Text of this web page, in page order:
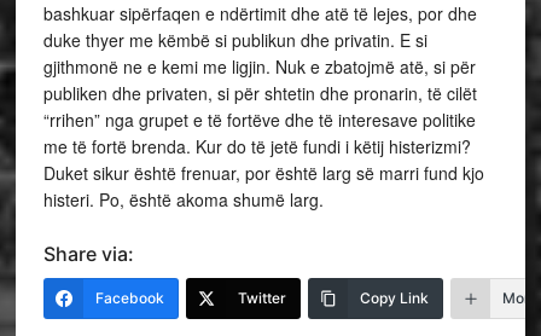
bashkuar sipërfaqen e ndërtimit dhe atë të lejes, por dhe
duke thyer me këmbë si publikun dhe privatin. E si
gjithmonë ne e kemi me ligjin. Nuk e zbatojmë atë, si për
publiken dhe privaten, si për shtetin dhe pronarin, të cilët
“rrihen” nga grupet e të fortëve dhe të interesave politike
me të fortë brenda. Kur do të jetë fundi i këtij histerizmi?
Duket sikur është frenuar, por është larg së marri fund kjo
histeri. Po, është akoma shumë larg.
Share via:
Facebook Twitter Copy Link More